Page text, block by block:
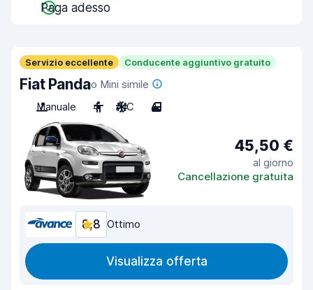
Paga adesso
Servizio eccellente Conducente aggiuntivo gratuito
Fiat Pandao Mini simile
Manuale
4 A/C 4
45,50 €
al giorno
Cancellazione gratuita
8,8 Ottimo
Visualizza offerta